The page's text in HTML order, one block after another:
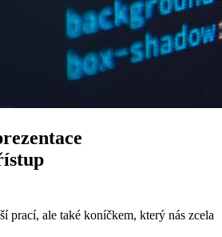
prací, ale také koníčkem, který nás zcela